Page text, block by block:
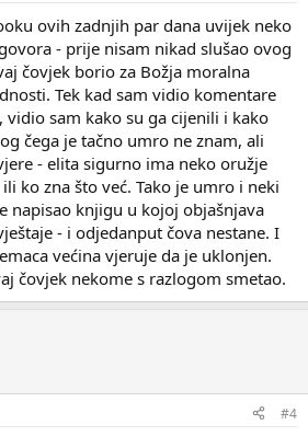
ovih zadnjih par dana uvijek neko
- prije nisam nikad slušao ovog
čovjek borio za Božja moralna
Tek kad sam vidio komentare
vidio sam kako su ga cijenili i kako
čega je tačno umro ne znam, ali
- elita sigurno ima neko oružje
ko zna što već. Tako je umro i neki
napisao knjigu u kojoj objašnjava
- i odjedanput čova nestane. I
većina vjeruje da je uklonjen.
čovjek nekome s razlogom smetao.
#4